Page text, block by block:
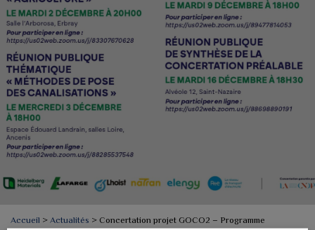
Accueil > Actualités > Concertation projet GOCO2 – Programme